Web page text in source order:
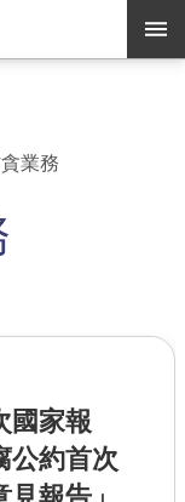
業務
國家報
公約首次